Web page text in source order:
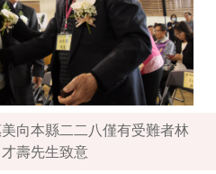
向本縣二二八僅有受難者林
才壽先生致意